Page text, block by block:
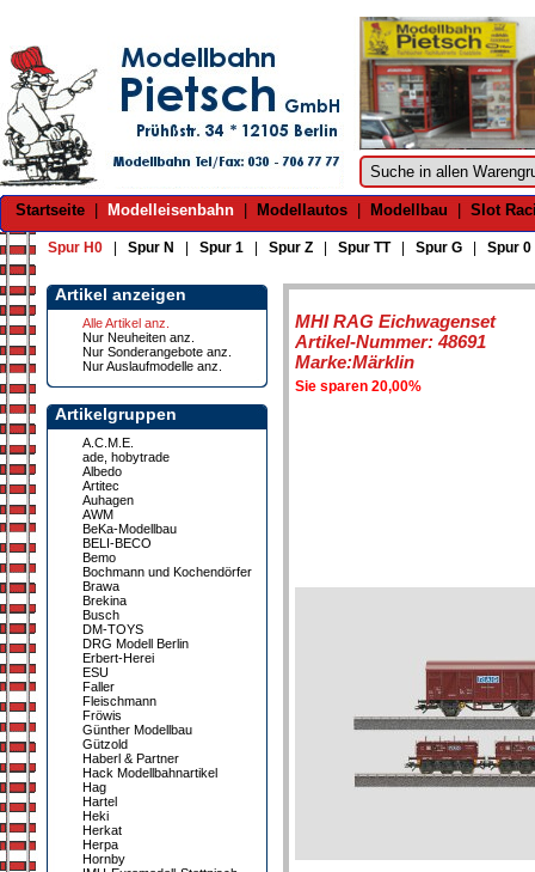
Startseite Modelleisenbahn Modellautos Modellbau Slot
Spur H0 Spur N Spur 1 Spur Z Spur TT| Spur G Spur 0
Artikel anzeigen
Alle Artikel anz.
Nur Neuheiten anz.
Nur Sonderangebote anz.
Nur Auslaufmodelle anz.
Artikelgruppen
A.C.M.E.
ade, hobytrade
Albedo
Artitec
Auhagen
AWM
BeKa-Modellbau
BELI-BECO
Bemo
Bochmann und Kochendörfer
Brawa
Brekina
Busch
DM-TOYS
DRG Modell Berlin
Erbert-Herei
ESU
Faller
Fleischmann
Fröwis
Günther Modellbau
Gützold
Haberl & Partner
Hack Modellbahnartikel
Hag
Hartel
Heki
Herkat
Herpa
Hornby
MHI RAG Eichwagenset
Artikel-Nummer: 48691
Marke:Märklin
Sie sparen 20,00%